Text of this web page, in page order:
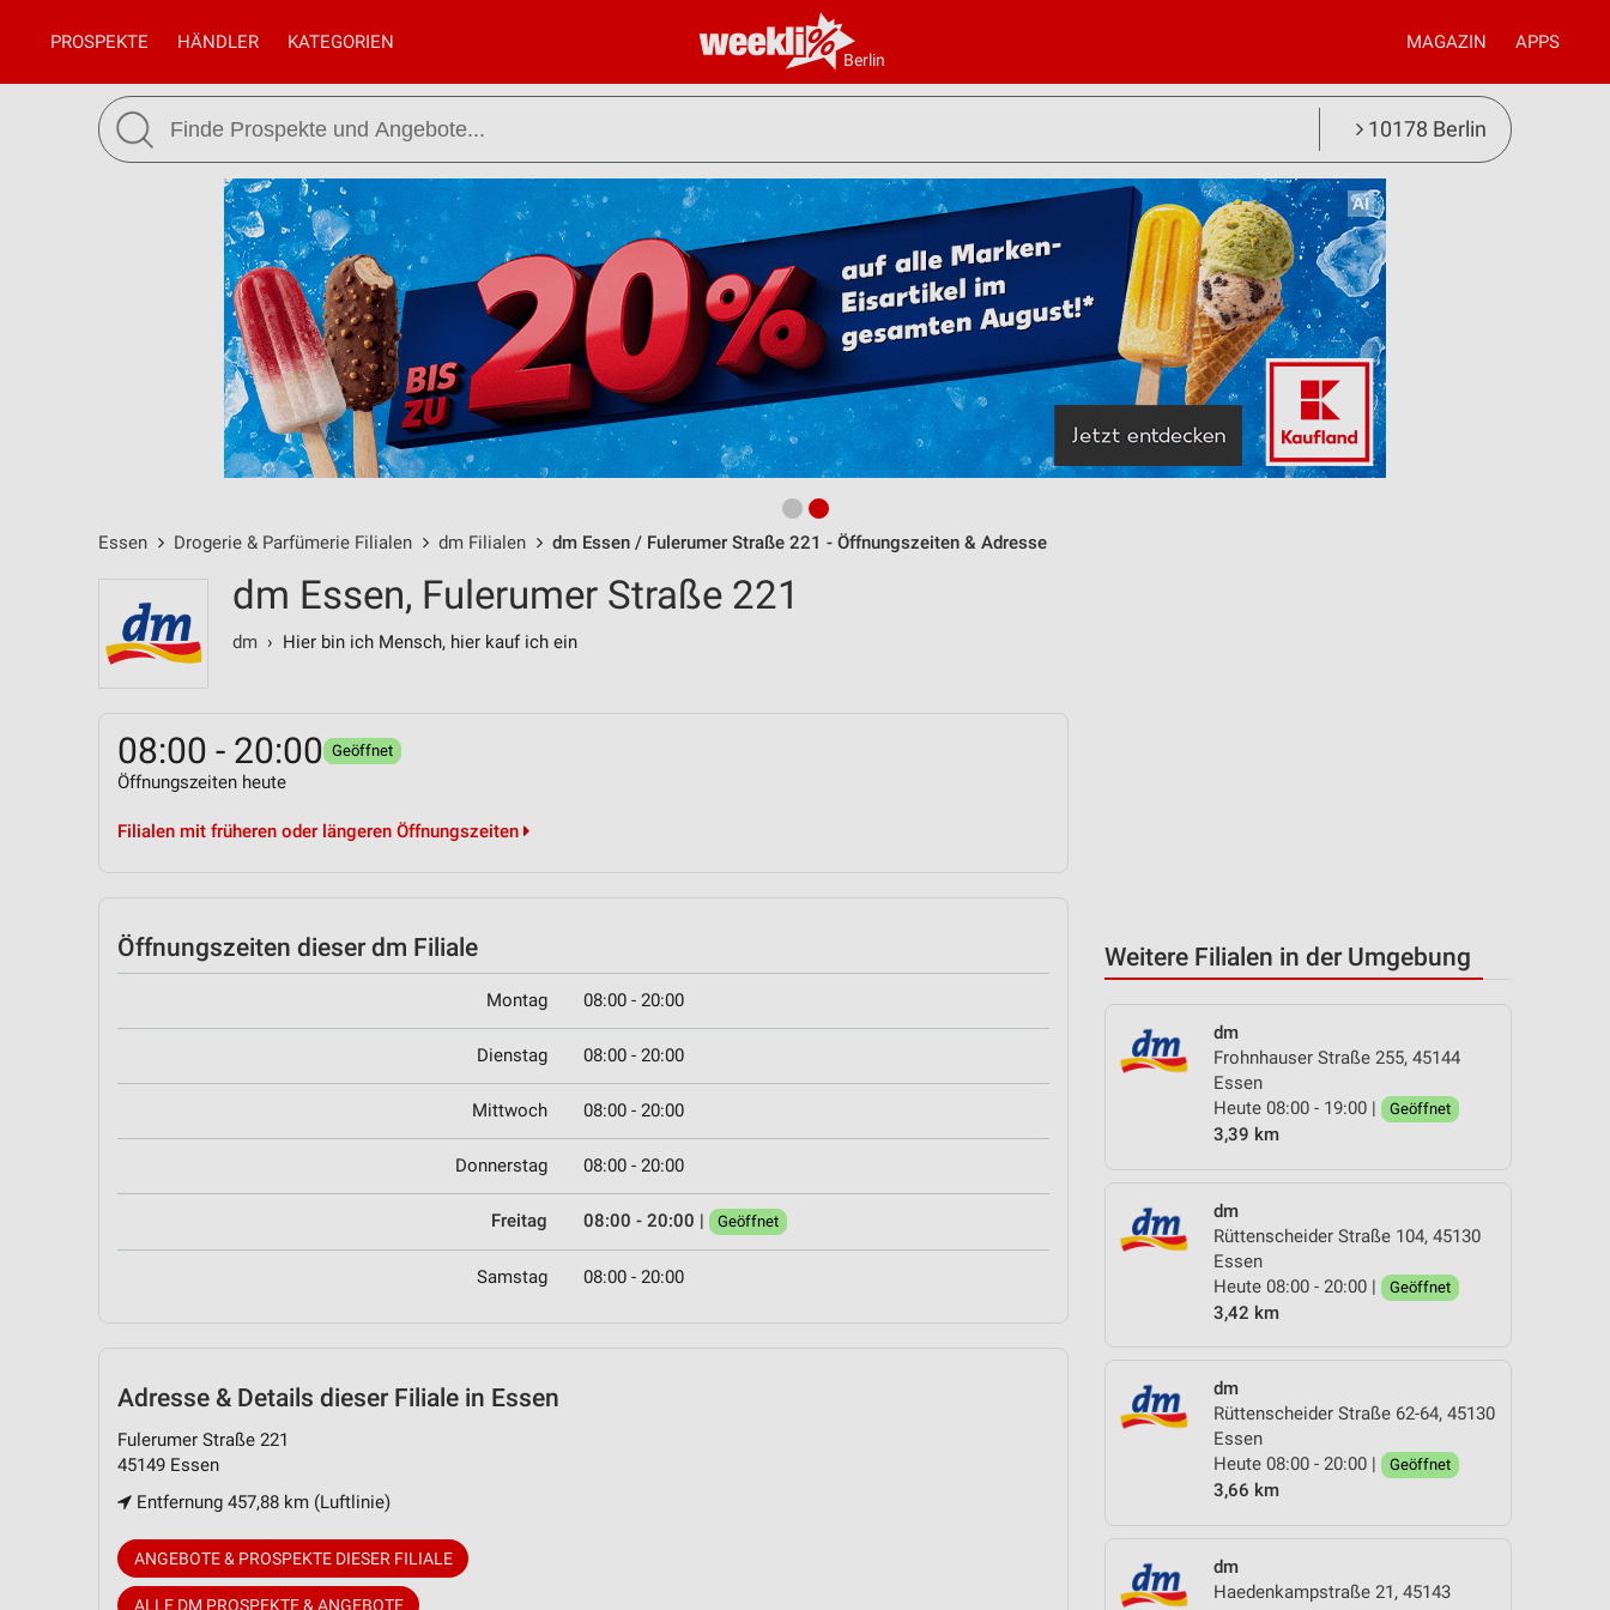
Berlin
PROSPEKTE HÄNDLER KATEGORIEN MAGAZIN APPS
10178 Berlin
Essen Drogerie & Parfümerie Filialen dm Filialen dm Essen / Fulerumer Straße 221 - Öffnungszeiten & Adresse
Weitere Filialen in der Umgebung
dm
Frohnhauser Straße 255, 45144
Essen
Heute 08:00 - 19:00 |
Geöffnet
3,39 km
dm
Rüttenscheider Straße 104, 45130
Essen
Heute 08:00 - 20:00 |
Geöffnet
3,42 km
dm
Rüttenscheider Straße 62-64, 45130
Essen
Heute 08:00 - 20:00 |
Geöffnet
3,66 km
dm
Haedenkampstraße 21, 45143
dm Essen, Fulerumer Straße 221
dm › Hier bin ich Mensch, hier kauf ich ein
08:00 - 20:00 Geöffnet
Öffnungszeiten heute
Filialen mit früheren oder längeren Öffnungszeiten
Öffnungszeiten dieser dm Filiale
Montag 08:00 - 20:00
Dienstag 08:00 - 20:00
Mittwoch 08:00 - 20:00
Donnerstag 08:00 - 20:00
Freitag 08:00 - 20:00 | Geöffnet
Samstag 08:00 - 20:00
Adresse & Details dieser Filiale in Essen
Fulerumer Straße 221
45149 Essen
Entfernung 457,88 km (Luftlinie)
ANGEBOTE & PROSPEKTE DIESER FILIALE
ALLE DM PROSPEKTE & ANGEBOTE